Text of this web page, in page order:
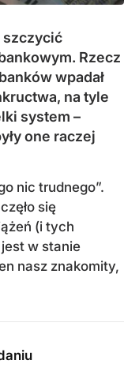
szczycić
Rzecz
wpadał
na tyle
system –
one raczej
nic trudnego”.
się
(i tych
w stanie
nasz znakomity,